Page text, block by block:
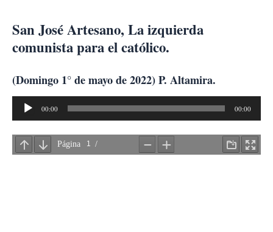
contenido
San José Artesano, La izquierda
comunista para el católico.
(Domingo 1° de mayo de 2022) P. Altamira.
Reproductor
audio
00:00 00:00